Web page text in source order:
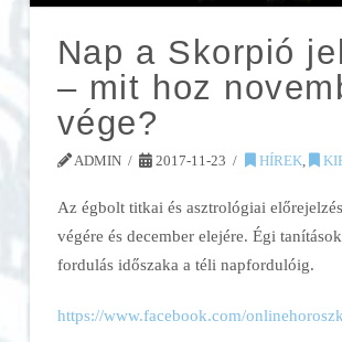
Nap a Skorpió
– mit hoz
vége?
ADMIN 2017-11-23 HÍREK,
Az égbolt titkai és asztrológiai
végére és december elejére. Égi
fordulás időszaka a téli napfordulóig.
https://www.facebook.com/